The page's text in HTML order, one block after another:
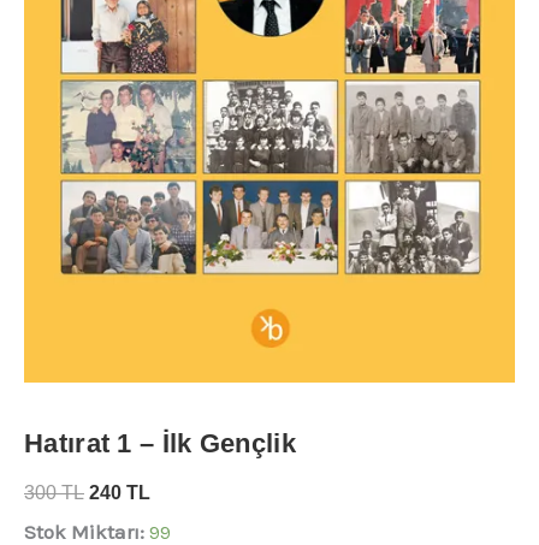
Hatırat 1 – İlk Gençlik
300TL 240 TL
Stok Miktarı: 99